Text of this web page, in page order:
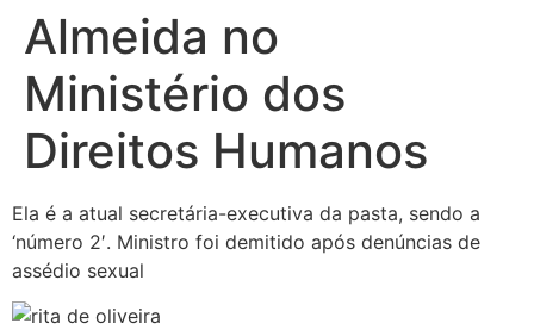
Almeida no
Ministério dos
Direitos Humanos
Ela é a atual secretária-executiva da pasta, sendo a
‘número 2′. Ministro foi demitido após denúncias de
assédio sexual